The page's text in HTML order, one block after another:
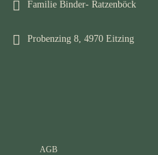
Familie Binder- Ratzenböck
Probenzing 8, 4970 Eitzing
AGB